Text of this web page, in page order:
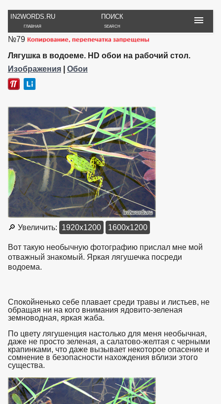
IN2WORDS.RU
ГЛАВНАЯ
ПОИСК
SEARCH
РУКОДЕЛИЕ ТОВАРЫ ПУТЕШЕСТВИЯ
И ИГРУШКИ НА РАБ. СТОЛ
№79
Лягушка в водоеме. HD обои на рабочий стол.
Изображения| Обои
🔎 Увеличить: 1920x1200 1600x1200
Вот такую необычную фотографию прислал мне мой
отважный знакомый. Яркая лягушечка посреди
водоема.
Спокойненько себе плавает среди травы и листьев, не
обращая ни на кого внимания ядовито-зеленая
земноводная, яркая жаба.
По цвету лягушенция настолько для меня необычная,
даже не просто зеленая, а салатово-желтая с черными
крапинками, что даже вызывает некоторое опасение и
сомнение в безопасности нахождения вблизи этого
существа.